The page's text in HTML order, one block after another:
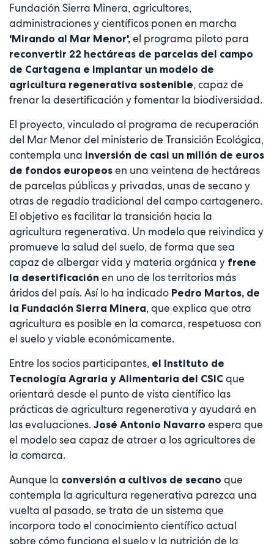
Fundación Sierra Minera, agricultores,
administraciones y científicos ponen en marcha
'Mirando al Mar Menor', el programa piloto para
reconvertir 22 hectáreas de parcelas del campo
de Cartagena e implantar un modelo de
agricultura regenerativa sostenible, capaz de
frenar la desertificación y fomentar la biodiversidad.
El proyecto, vinculado al programa de recuperación
del Mar Menor del ministerio de Transición Ecológica,
contempla una inversión de casi un millón de euros
de fondos europeos en una veintena de hectáreas
de parcelas públicas y privadas, unas de secano y
otras de regadío tradicional del campo cartagenero.
El objetivo es facilitar la transición hacia la
agricultura regenerativa. Un modelo que reivindica y
promueve la salud del suelo, de forma que sea
capaz de albergar vida y materia orgánica y frene
la desertificación en uno de los territorios más
áridos del país. Así lo ha indicado Pedro Martos, de
la Fundación Sierra Minera, que explica que otra
agricultura es posible en la comarca, respetuosa con
el suelo y viable económicamente.
Entre los socios participantes, el Instituto de
Tecnología Agraria y Alimentaria del CSIC que
orientará desde el punto de vista científico las
prácticas de agricultura regenerativa y ayudará en
las evaluaciones. José Antonio Navarro espera que
el modelo sea capaz de atraer a los agricultores de
la comarca.
Aunque la conversión a cultivos de secano que
contempla la agricultura regenerativa parezca una
vuelta al pasado, se trata de un sistema que
incorpora todo el conocimiento científico actual
sobre cómo funciona el suelo y la nutrición de la